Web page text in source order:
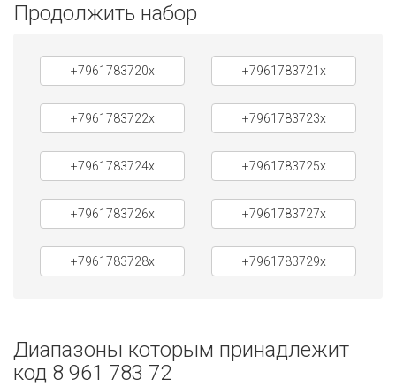
Продолжить набор
+7961783720x +7961783721x
+7961783722x +7961783723x
+7961783724x +7961783725x
+7961783726x +7961783727x
+7961783728x +7961783729x
Диапазоны которым принадлежит
код 8 961 783 72